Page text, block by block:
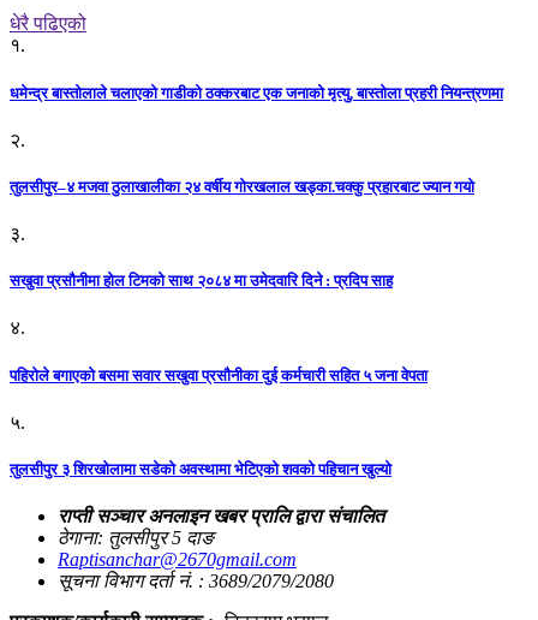
धेरै पढिएको
१.
धमेन्द्र बास्तोलाले चलाएको गाडीको ठक्करबाट एक जनाको मृत्यु, बास्तोला प्रहरी नियन्त्रणमा
२.
तुलसीपुर–४ मजवा ठुलाखालीका २४ वर्षीय गोरखलाल खड्का.चक्कु प्रहारबाट ज्यान गयो
३.
सखुवा प्रसौनीमा होल टिमको साथ २०८४ मा उमेदवारि दिने : प्रदिप साह
४.
पहिराेले बगाएकाे बसमा सवार सखुवा प्रसाैनीका दुई कर्मचारी सहित ५ जना वेपता
५.
तुलसीपुर ३ शिरखोलामा सडेको अवस्थामा भेटिएको शवको पहिचान खुल्यो
राप्ती सञ्चार अनलाइन खबर प्रालि द्वारा संचालित
ठेगाना: तुलसीपुर 5 दाङ
Raptisanchar@2670gmail.com
सूचना विभाग दर्ता नं. : 3689/2079/2080